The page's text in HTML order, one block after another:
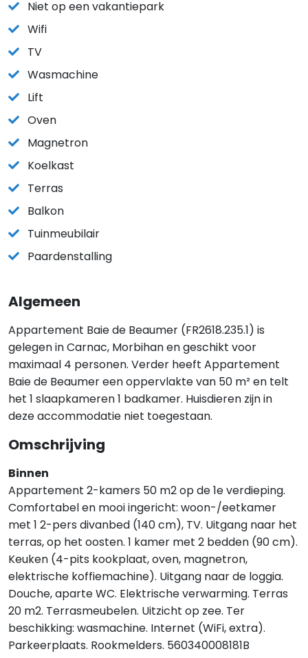
Niet op een vakantiepark
Wifi
TV
Wasmachine
Lift
Oven
Magnetron
Koelkast
Terras
Balkon
Tuinmeubilair
Paardenstalling
Algemeen
Appartement Baie de Beaumer (FR2618.235.1) is
gelegen in Carnac, Morbihan en geschikt voor
maximaal 4 personen. Verder heeft Appartement
Baie de Beaumer een oppervlakte van 50 m² en telt
het 1 slaapkameren 1 badkamer. Huisdieren zijn in
deze accommodatie niet toegestaan.
Omschrijving
Binnen
Appartement 2-kamers 50 m2 op de 1e verdieping.
Comfortabel en mooi ingericht: woon-/eetkamer
met 1 2-pers divanbed (140 cm), TV. Uitgang naar het
terras, op het oosten. 1 kamer met 2 bedden (90 cm).
Keuken (4-pits kookplaat, oven, magnetron,
elektrische koffiemachine). Uitgang naar de loggia.
Douche, aparte WC. Elektrische verwarming. Terras
20 m2. Terrasmeubelen. Uitzicht op zee. Ter
beschikking: wasmachine. Internet (WiFi, extra).
Parkeerplaats. Rookmelders. 560340008181B